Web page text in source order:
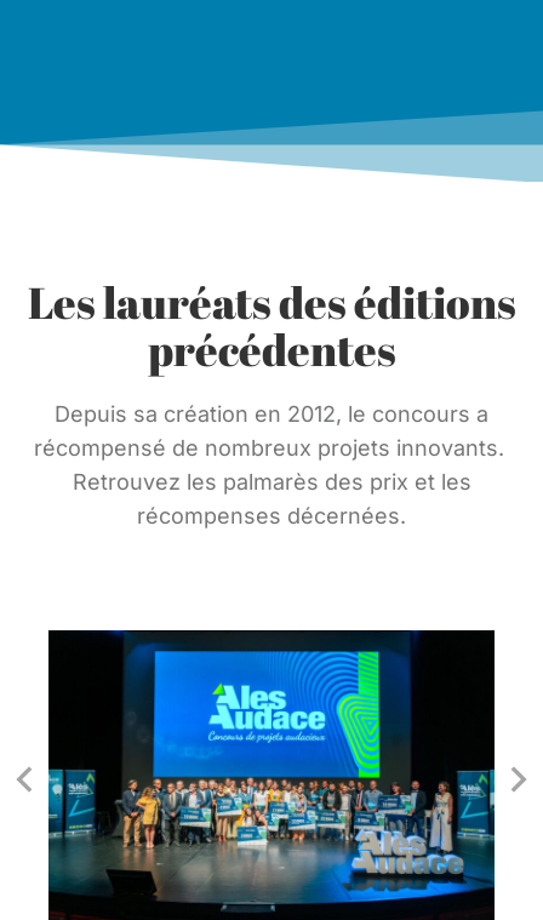
Les lauréats des éditions
précédentes
Depuis sa création en 2012, le concours a
récompensé de nombreux projets innovants.
Retrouvez les palmarès des prix et les
récompenses décernées.